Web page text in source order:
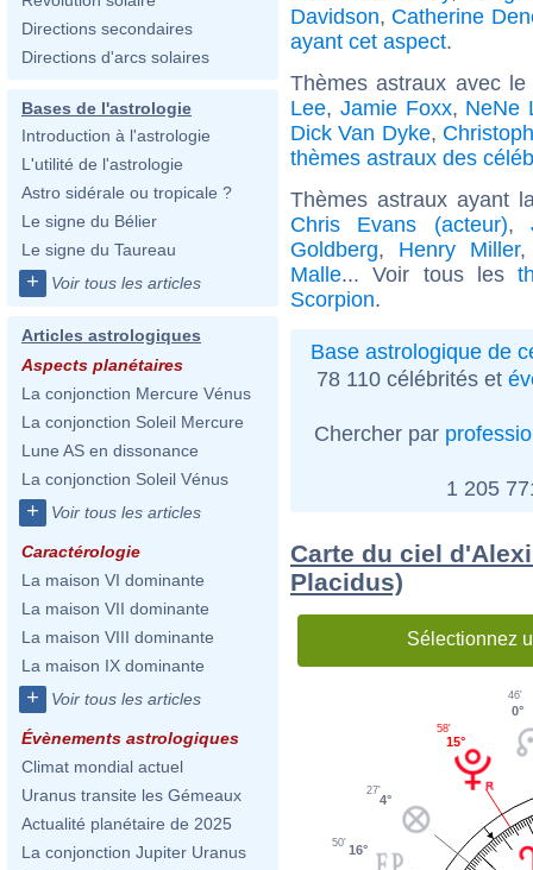
Directions secondaires
Directions d'arcs solaires
Bases de l'astrologie
Introduction à l'astrologie
L'utilité de l'astrologie
Astro sidérale ou tropicale ?
Le signe du Bélier
Le signe du Taureau
+ Voir tous les articles
Articles astrologiques
Aspects planétaires
La conjonction Mercure Vénus
La conjonction Soleil Mercure
Lune AS en dissonance
La conjonction Soleil Vénus
+ Voir tous les articles
Caractérologie
La maison VI dominante
La maison VII dominante
La maison VIII dominante
La maison IX dominante
+ Voir tous les articles
Évènements astrologiques
Climat mondial actuel
Uranus transite les Gémeaux
Actualité planétaire de 2025
La conjonction Jupiter Uranus
Davidson, Catherine
ayant cet aspect.
Thèmes astraux avec
Lee, Jamie Foxx, NeNe
Dick Van Dyke,
thèmes astraux des
Thèmes astraux ayant
Chris Evans (acteur),
Goldberg, Henry Miller
Malle... Voir tous les
Scorpion.
Base astrologique de
78 110 célébrités et
Chercher par
1 205
Carte du ciel
Placidus)
Sélectionnez
0°
46'
15°
58'
4°
27'
16°
50'